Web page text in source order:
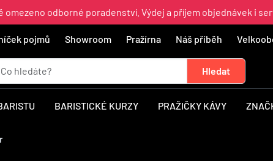
omezeno odborné poradenství. Výdej a příjem objednávek i
pojmů Showroom Pražírna Náš příběh
BARISTICKÉ KURZY PRAŽIČKY KÁVY